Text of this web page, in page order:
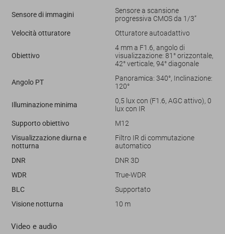
Sensore di immagini
Sensore a scansione
progressiva CMOS da 1/3”
Velocità otturatore
Otturatore autoadattivo
Obiettivo
4 mm a F1.6, angolo di
visualizzazione: 81° orizzontale,
42° verticale, 94° diagonale
Angolo PT
Panoramica: 340°, Inclinazione:
120°
Illuminazione minima
0,5 lux con (F1.6, AGC attivo), 0
lux con IR
Supporto obiettivo
M12
Visualizzazione diurna e
notturna
Filtro IR di commutazione
automatico
DNR
DNR 3D
WDR
True-WDR
BLC
Supportato
Visione notturna
10 m
Video e audio